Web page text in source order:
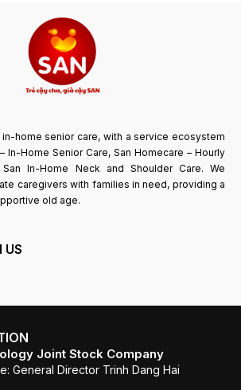
home senior care, with a service ecosystem
In-Home Senior Care, San Homecare – Hourly
In-Home Neck and Shoulder Care. We
caregivers with families in need, providing a
old age.
US
Joint Stock Company
General Director Trinh Dang Hai